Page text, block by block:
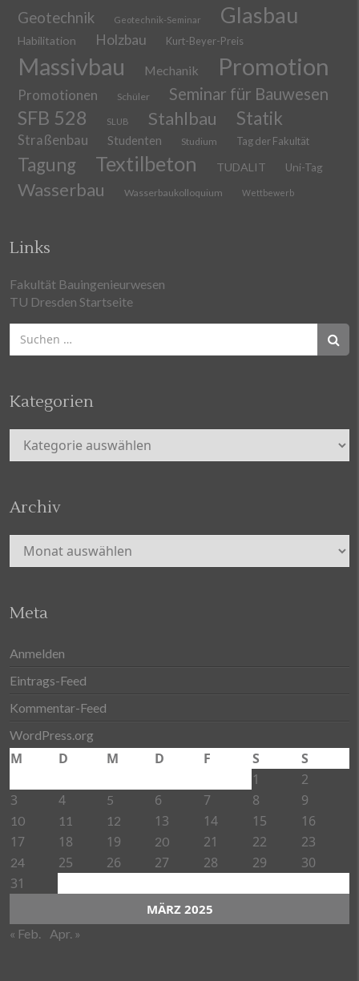
Geotechnik Geotechnik-Seminar Glasbau
Habilitation Holzbau Kurt-Beyer-Preis
Massivbau Mechanik Promotion
Promotionen Schüler Seminar für Bauwesen
SFB 528 SLUB Stahlbau Statik
Straßenbau Studenten Studium Tag der Fakultät
Tagung Textilbeton TUDALIT Uni-Tag
Wasserbau Wasserbaukolloquium Wettbewerb
Links
Fakultät Bauingenieurwesen
TU Dresden Startseite
nach:
Kategorien
Kategorien
Archiv
Archiv
Meta
Anmelden
Eintrags-Feed
Kommentar-Feed
WordPress.org
MÄRZ 2025
M D M D F S
S
1
2
3
4 5 6 7 8 9
10 11 12 13 14 15
16
17
18 19 20 21 22 23
24 25 26 27 28 29
30
31
« Feb. Apr. »